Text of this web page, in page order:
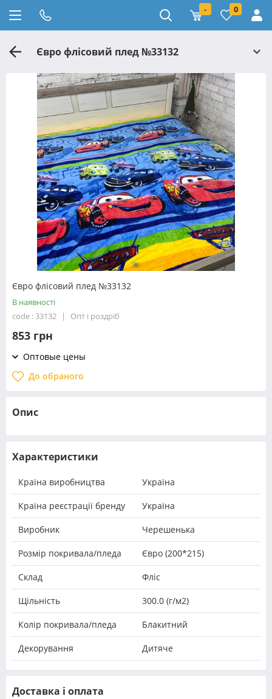
- 0
Євро флісовий плед №33132
Євро флісовий плед №33132
В наявності
code : 33132
Опт і роздріб
853 грн
Оптовые цены
До обраного
Опис
Характеристики
Країна виробництва Україна
Країна реєстрації бренду Україна
Виробник Черешенька
Розмір покривала/пледа Євро (200*215)
Склад Фліс
Щільність 300.0 (г/м2)
Колір покривала/пледа Блакитний
Декорування Дитяче
Доставка і оплата